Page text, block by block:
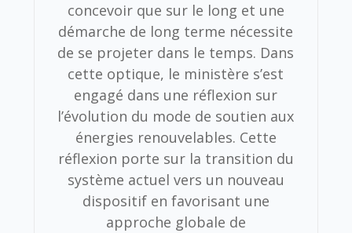
concevoir que sur le long et une
démarche de long terme nécessite
de se projeter dans le temps. Dans
cette optique, le ministère s’est
engagé dans une réflexion sur
l’évolution du mode de soutien aux
énergies renouvelables. Cette
réflexion porte sur la transition du
système actuel vers un nouveau
dispositif en favorisant une
approche globale de